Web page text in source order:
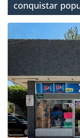
conquistar